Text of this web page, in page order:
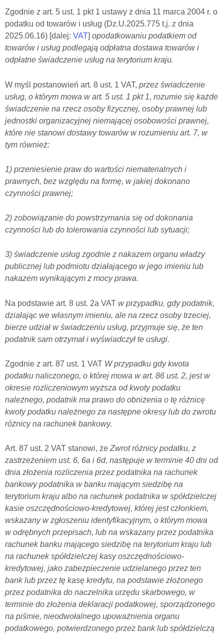
Zgodnie z art. 5 ust. 1 pkt 1 ustawy z dnia 11 marca 2004 r. o
podatku od towarów i usług (Dz.U.2025.775 t.j. z dnia
2025.06.16) [dalej: VAT] opodatkowaniu podatkiem od
towarów i usług podlegają odpłatna dostawa towarów i
odpłatne świadczenie usług na terytorium kraju.
W myśl postanowień art. 8 ust. 1 VAT, przez świadczenie
usług, o którym mowa w art. 5 ust. 1 pkt 1, rozumie się każde
świadczenie na rzecz osoby fizycznej, osoby prawnej lub
jednostki organizacyjnej niemającej osobowości prawnej,
które nie stanowi dostawy towarów w rozumieniu art. 7, w
tym również:
1) przeniesienie praw do wartości niematerialnych i
prawnych, bez względu na formę, w jakiej dokonano
czynności prawnej;
2) zobowiązanie do powstrzymania się od dokonania
czynności lub do tolerowania czynności lub sytuacji;
3) świadczenie usług zgodnie z nakazem organu władzy
publicznej lub podmiotu działającego w jego imieniu lub
nakazem wynikającym z mocy prawa.
Na podstawie art. 8 ust. 2a VAT w przypadku, gdy podatnik,
działając we własnym imieniu, ale na rzecz osoby trzeciej,
bierze udział w świadczeniu usług, przyjmuje się, że ten
podatnik sam otrzymał i wyświadczył te usługi.
Zgodnie z art. 87 ust. 1 VAT W przypadku gdy kwota
podatku naliczonego, o której mowa w art. 86 ust. 2, jest w
okresie rozliczeniowym wyższa od kwoty podatku
należnego, podatnik ma prawo do obniżenia o tę różnicę
kwoty podatku należnego za następne okresy lub do zwrotu
różnicy na rachunek bankowy.
Art. 87 ust. 2 VAT stanowi, że Zwrot różnicy podatku, z
zastrzeżeniem ust. 6, 6a i 6d, następuje w terminie 40 dni od
dnia złożenia rozliczenia przez podatnika na rachunek
bankowy podatnika w banku mającym siedzibę na
terytorium kraju albo na rachunek podatnika w spółdzielczej
kasie oszczędnościowo-kredytowej, której jest członkiem,
wskazany w zgłoszeniu identyfikacyjnym, o którym mowa
w odrębnych przepisach, lub na wskazany przez podatnika
rachunek banku mającego siedzibę na terytorium kraju lub
na rachunek spółdzielczej kasy oszczędnościowo-
kredytowej, jako zabezpieczenie udzielanego przez ten
bank lub przez tę kasę kredytu, na podstawie złożonego
przez podatnika do naczelnika urzędu skarbowego, w
terminie do złożenia deklaracji podatkowej, sporządzonego
na piśmie, nieodwołalnego upoważnienia organu
podatkowego, potwierdzonego przez bank lub spółdzielczą